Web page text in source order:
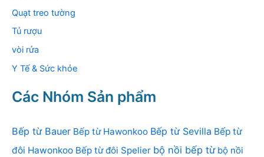
Quạt treo tường
Tủ rượu
vòi rửa
Y Tế & Sức khỏe
Các Nhóm Sản phẩm
Bếp từ Bauer Bếp từ Hawonkoo Bếp từ Sevilla Bếp từ
đôi Hawonkoo Bếp từ đôi Spelier bộ nồi bếp từ bộ nồi